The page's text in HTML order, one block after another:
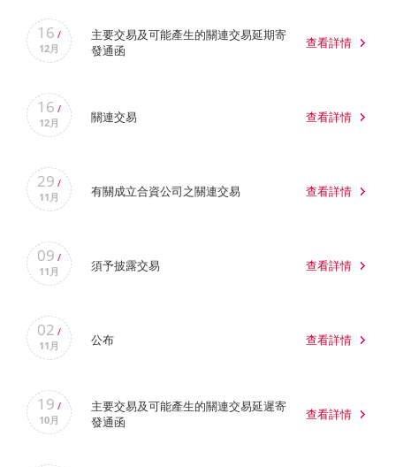
16 /
12月
主要交易及可能產生的關連交易延期寄
發通函
查看詳情
16 /
12月
關連交易 查看詳情
29 /
11月
有關成立合資公司之關連交易 查看詳情
09 /
11月
須予披露交易 查看詳情
02 /
11月
公布 查看詳情
19 /
10月
主要交易及可能產生的關連交易延遲寄
發通函
查看詳情